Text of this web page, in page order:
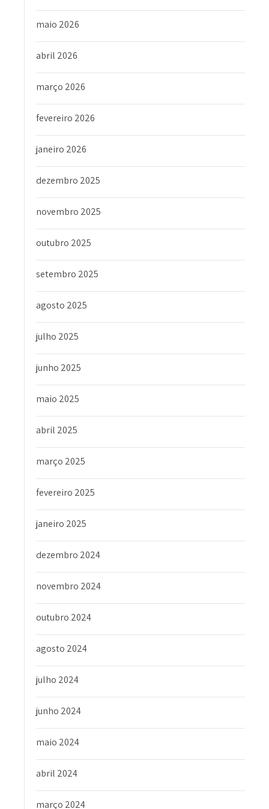
maio 2026
abril 2026
março 2026
fevereiro 2026
janeiro 2026
dezembro 2025
novembro 2025
outubro 2025
setembro 2025
agosto 2025
julho 2025
junho 2025
maio 2025
abril 2025
março 2025
fevereiro 2025
janeiro 2025
dezembro 2024
novembro 2024
outubro 2024
agosto 2024
julho 2024
junho 2024
maio 2024
abril 2024
março 2024